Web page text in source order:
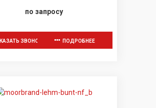
по запросу
ЗВОНОК ПОДРОБНЕЕ